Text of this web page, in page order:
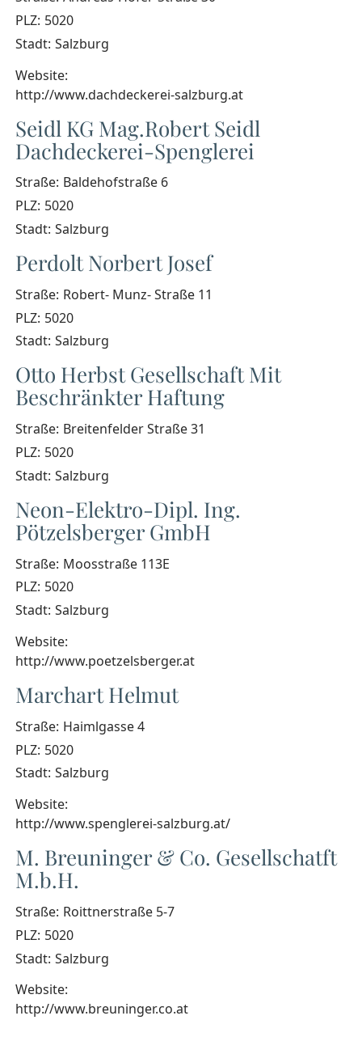
PLZ: 5020
Stadt: Salzburg
Website:
http://www.dachdeckerei-salzburg.at
Seidl KG Mag.Robert Seidl
Dachdeckerei-Spenglerei
Straße: Baldehofstraße 6
PLZ: 5020
Stadt: Salzburg
Perdolt Norbert Josef
Straße: Robert- Munz- Straße 11
PLZ: 5020
Stadt: Salzburg
Otto Herbst Gesellschaft Mit
Beschränkter Haftung
Straße: Breitenfelder Straße 31
PLZ: 5020
Stadt: Salzburg
Neon-Elektro-Dipl. Ing.
Pötzelsberger GmbH
Straße: Moosstraße 113E
PLZ: 5020
Stadt: Salzburg
Website:
http://www.poetzelsberger.at
Marchart Helmut
Straße: Haimlgasse 4
PLZ: 5020
Stadt: Salzburg
Website:
http://www.spenglerei-salzburg.at/
M. Breuninger & Co. Gesellschatft
M.b.H.
Straße: Roittnerstraße 5-7
PLZ: 5020
Stadt: Salzburg
Website:
http://www.breuninger.co.at